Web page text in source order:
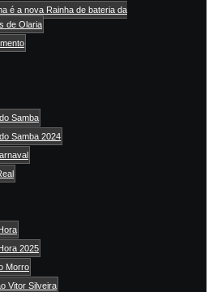
é a nova Rainha de bateria da
de Olaria
Samba
Samba 2024
2025
Morro
Vitor Silveira